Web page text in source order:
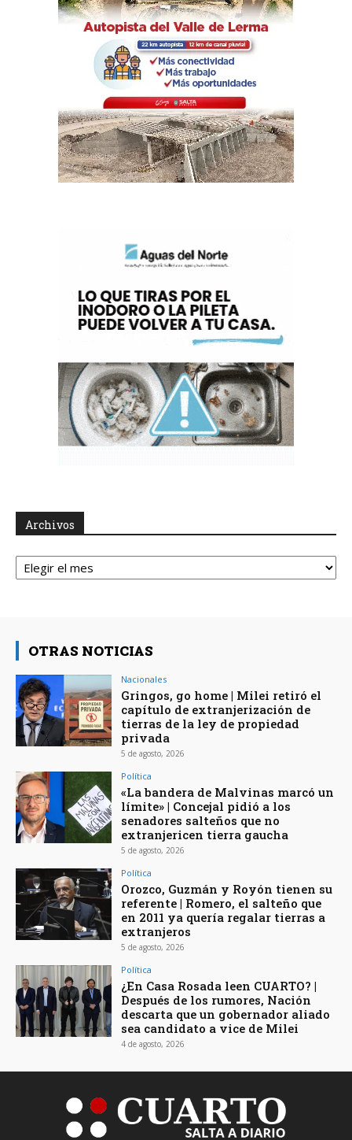
Archivos
Archivos
OTRAS NOTICIAS
Nacionales
Gringos, go home | Milei retiró el
capítulo de extranjerización de
tierras de la ley de propiedad
privada
5 de agosto, 2026
Política
«La bandera de Malvinas marcó un
límite» | Concejal pidió a los
senadores salteños que no
extranjericen tierra gaucha
5 de agosto, 2026
Política
Orozco, Guzmán y Royón tienen su
referente | Romero, el salteño que
en 2011 ya quería regalar tierras a
extranjeros
5 de agosto, 2026
Política
¿En Casa Rosada leen CUARTO? |
Después de los rumores, Nación
descarta que un gobernador aliado
sea candidato a vice de Milei
4 de agosto, 2026